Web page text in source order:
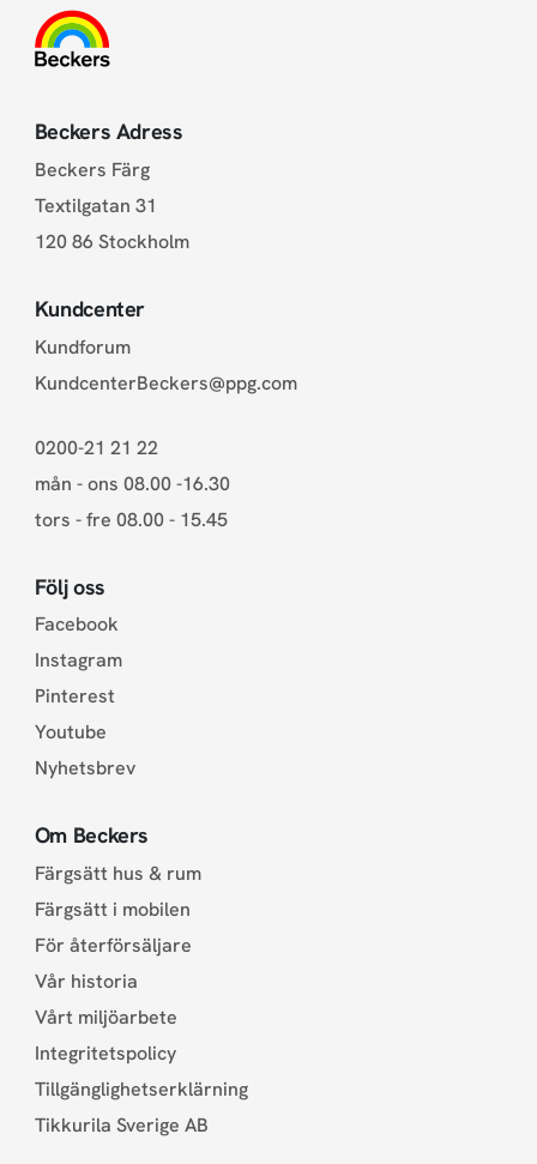
Beckers Adress
Beckers Färg
Textilgatan 31
120 86 Stockholm
Kundcenter
Kundforum
KundcenterBeckers@ppg.com
0200-21 21 22
mån - ons 08.00 -16.30
tors - fre 08.00 - 15.45
Följ oss
Facebook
Instagram
Pinterest
Youtube
Nyhetsbrev
Om Beckers
Färgsätt hus & rum
Färgsätt i mobilen
För återförsäljare
Vår historia
Vårt miljöarbete
Integritetspolicy
Tillgänglighetserklärning
Tikkurila Sverige AB